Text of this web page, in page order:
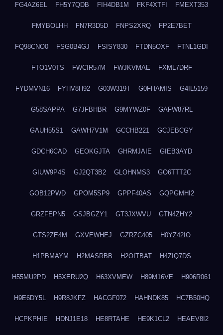
FG4AZ6EL FH5Y7QDB FIH4DB1M FKF4XTFI FMEXT353
FMYBOLHH FN7R3D5D FNPS2XRQ FP2E7BET
FQ98CNO0 FSG0B4GJ FSISY830 FTDN5OXF FTNL1GDI
FTO1V0TS FWCIR57M FWJKVMAE FXML7DRF
FYDMVN16 FYHV8H92 G03W319T G0FHAMIS G4IL5159
G58SAPPA G7JFBHBR G9MYWZ0F GAFW87RL
GAUH55S1 GAWH7V1M GCCHB221 GCJEBCGY
GDCH6CAD GEOKGJTA GHRMJAIE GIEB3AYD
GIUW9P4S GJ2QT3B2 GLOHNMS3 GO6TTT2C
GOB12PWD GPOM5SP9 GPPF40AS GQPGMHI2
GRZFEPN5 GSJBGZY1 GT3JXWVU GTN4ZHY2
GTS2ZE4M GXVEWHEJ GZRZC405 H0YZ42IO
H1PBMAYM H2MASRBB H2OITBAT H4ZIQ7DS
H55MU2PD H5XERU2Q H63XVMEW H89M16VE H906R061
H9E6DY5L H9R8JKFZ HACGF072 HAHNDK85 HC7B50HQ
HCPKPHIE HDNJ1E18 HE8RTAHE HE9K1CL2 HEAEV8I2